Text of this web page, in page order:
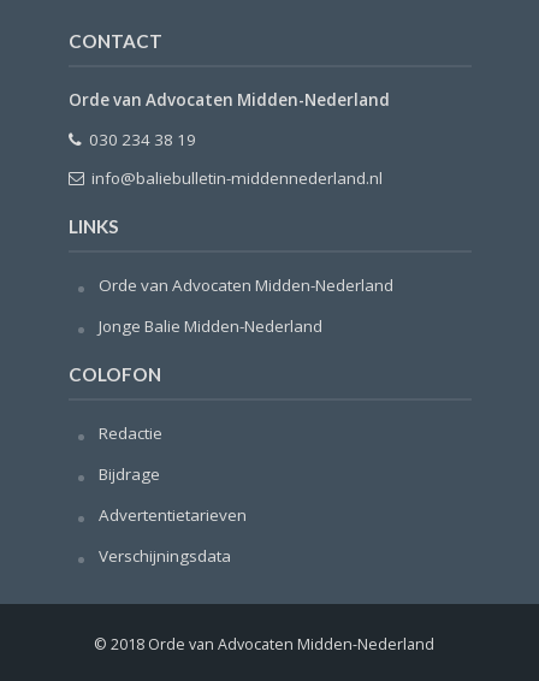
CONTACT
Orde van Advocaten Midden-Nederland
030 234 38 19
info@baliebulletin-middennederland.nl
LINKS
Orde van Advocaten Midden-Nederland
Jonge Balie Midden-Nederland
COLOFON
Redactie
Bijdrage
Advertentietarieven
Verschijningsdata
© 2018 Orde van Advocaten Midden-Nederland